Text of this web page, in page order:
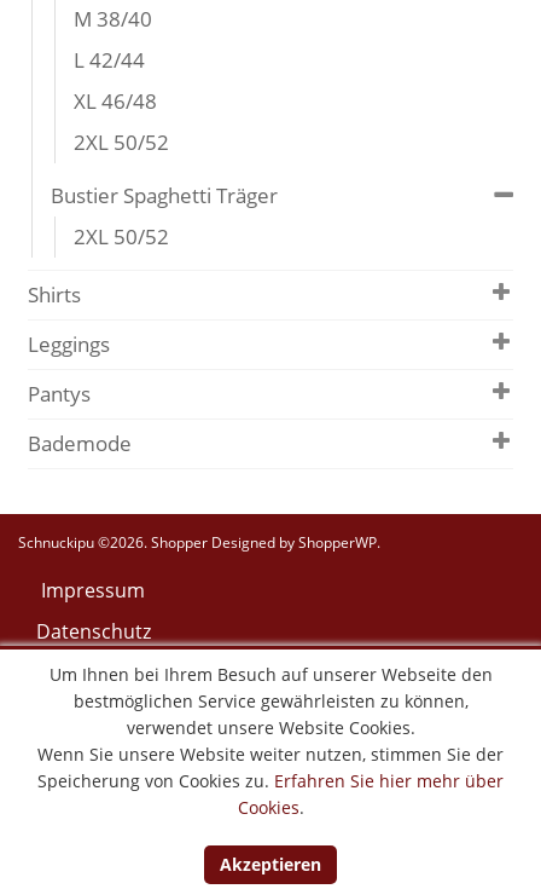
M 38/40
L 42/44
XL 46/48
2XL 50/52
Bustier Spaghetti Träger
2XL 50/52
Shirts
Leggings
Pantys
Bademode
Schnuckipu ©2026.ShopperDesigned byShopperWP.
Impressum
Datenschutz
AGB
Widerruf
Versand & Lieferung
Zahlungsweisen
Vertrag widerrufen
Um Ihnen bei Ihrem Besuch auf unserer Webseite den
bestmöglichen Service gewährleisten zu können,
verwendet unsere Website Cookies.
Wenn Sie unsere Website weiter nutzen, stimmen Sie der
Speicherung von Cookies zu. Erfahren Sie hier mehr über
Cookies.
Akzeptieren